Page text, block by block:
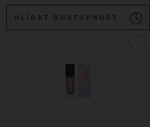
HLÍDAT DOSTUPNOST